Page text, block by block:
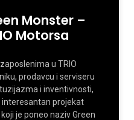
Monster –
Motorsa
u TRIO
prodavcu i serviseru
i inventivnosti,
interesantan projekat
je poneo naziv Green